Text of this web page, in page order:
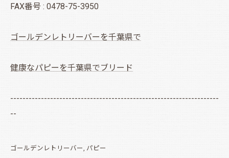
FAX番号 : 0478-75-3950
ゴールデンレトリーバーを千葉県で
健康なパピーを千葉県でブリード
--------------------------------------------------------------------
--
ゴールデンレトリーバー パピー